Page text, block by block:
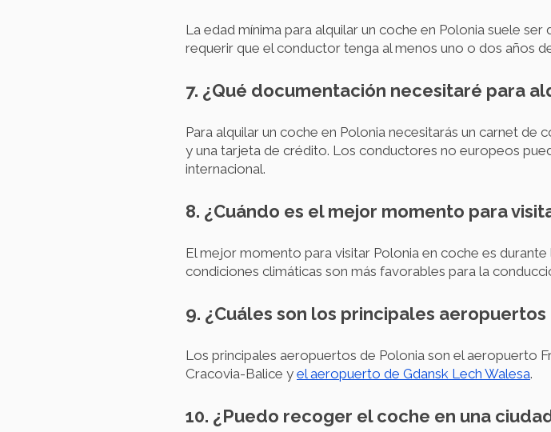
La edad mínima para alquilar un coche en Polonia suele
requerir que el conductor tenga al menos uno o dos años
7. ¿Qué documentación necesitaré para
Para alquilar un coche en Polonia necesitarás un carnet
y una tarjeta de crédito. Los conductores no europeos
internacional.
8. ¿Cuándo es el mejor momento para
El mejor momento para visitar Polonia en coche es
condiciones climáticas son más favorables para la
9. ¿Cuáles son los principales aeropuertos
Los principales aeropuertos de Polonia son el aeropuerto
Cracovia-Balice y el aeropuerto de Gdansk Lech Walesa.
10. ¿Puedo recoger el coche en una